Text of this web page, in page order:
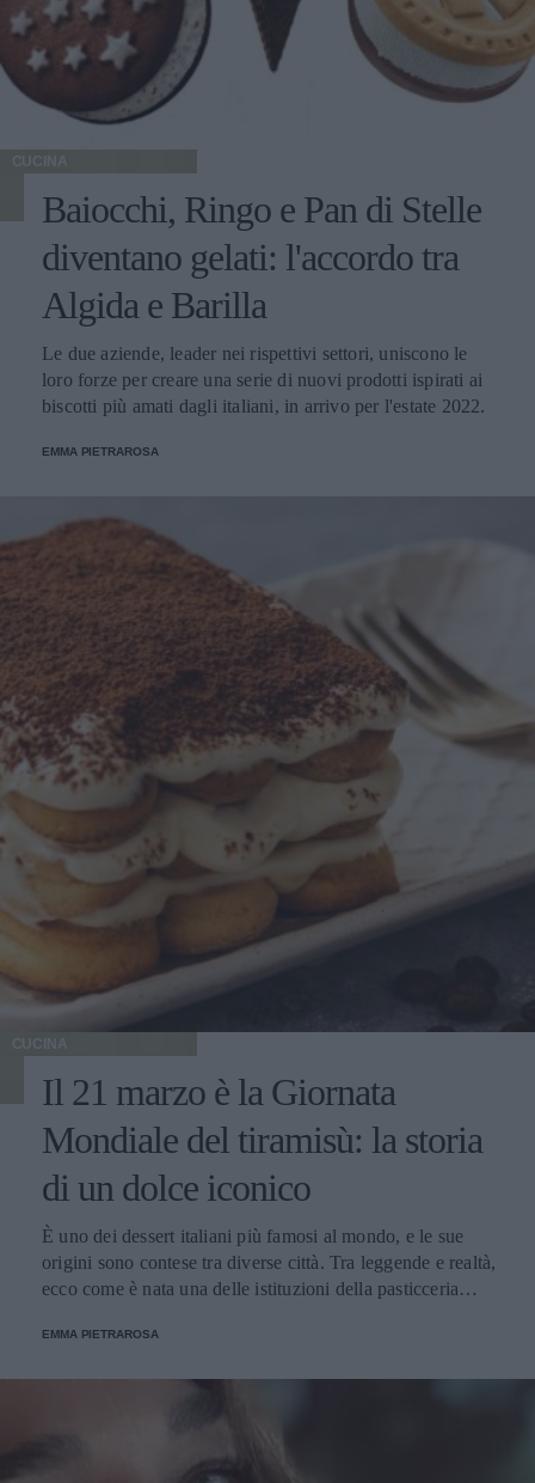
CUCINA
Baiocchi, Ringo e Pan di Stelle
diventano gelati: l'accordo tra
Algida e Barilla
Le due aziende, leader nei rispettivi settori, uniscono le
loro forze per creare una serie di nuovi prodotti ispirati ai
biscotti più amati dagli italiani, in arrivo per l'estate 2022.
EMMA PIETRAROSA
CUCINA
Il 21 marzo è la Giornata
Mondiale del tiramisù: la storia
di un dolce iconico
È uno dei dessert italiani più famosi al mondo, e le sue
origini sono contese tra diverse città. Tra leggende e realtà,
ecco come è nata una delle istituzioni della pasticceria
EMMA PIETRAROSA